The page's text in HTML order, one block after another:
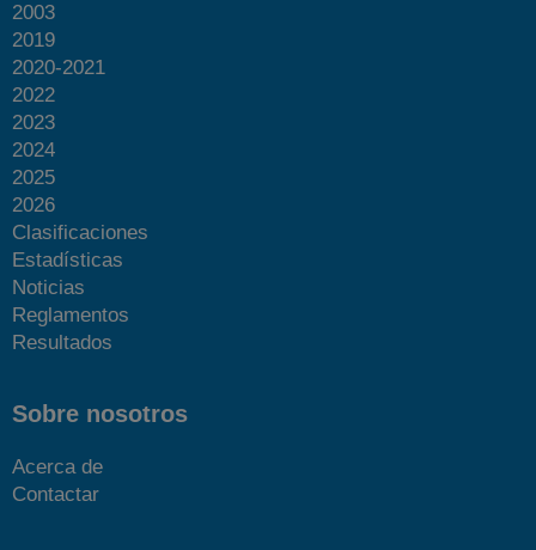
2003
2019
2020-2021
2022
2023
2024
2025
2026
Clasificaciones
Estadísticas
Noticias
Reglamentos
Resultados
Sobre nosotros
Acerca de
Contactar